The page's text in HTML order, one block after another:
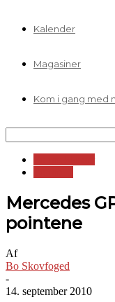
Kalender
Magasiner
Kom i gang med
Mercedes
pointene
Af
Bo Skovfoged
-
14. september 2010